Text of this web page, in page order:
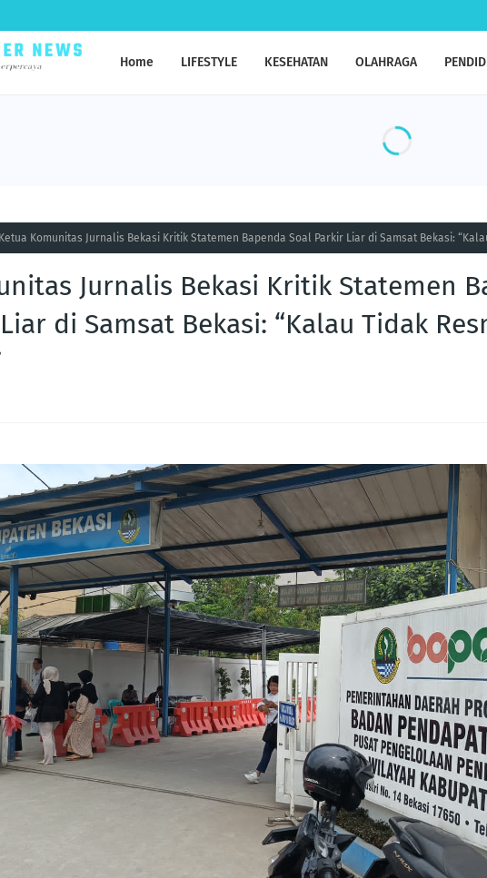
Home LIFESTYLE KESEHATAN OLAHRAGA
Ketua Komunitas Jurnalis Bekasi Kritik Statemen Bapenda Soal Parkir Liar di Samsat Bekasi:
Jurnalis Bekasi Kritik Statemen
di Samsat Bekasi: “Kalau Tidak